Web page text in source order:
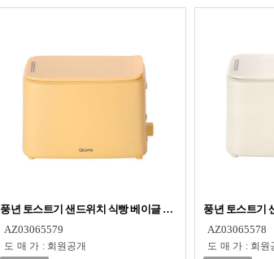
풍년 토스트기 샌드위치 식빵 베이글 굽기 팝업 토스터기 2구
AZ03065579
도매가 : 회원공개
풍년 토스트기
AZ03065578
도매가 : 회원